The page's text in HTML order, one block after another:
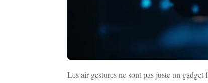
Les air gestures ne sont pas juste un